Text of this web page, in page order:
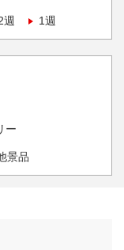
週 1週
ー
景品